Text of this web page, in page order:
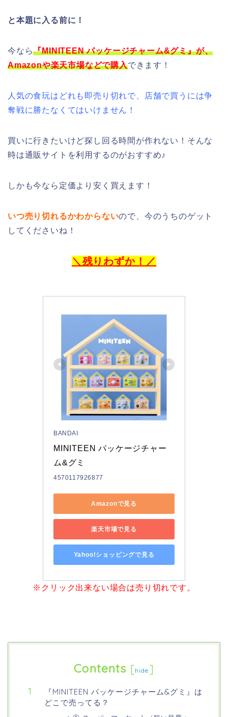
と本題に入る前に！
今なら『MINITEEN パッケージチャーム&グミ』が、
Amazonや楽天市場などで購入できます！
人気の食玩はどれも即売り切れで、店舗で買うには争
奪戦に勝たなくてはいけません！
買いに行きたいけど探し回る時間が作れない！そんな
時は通販サイトを利用するのがおすすめ♪
しかも今なら定価より安く買えます！
いつ売り切れるかわからないので、今のうちのゲット
してくださいね！
＼残りわずか！／
BANDAI
MINITEEN パッケージチャー
ム&グミ
4570117926877
Amazonで見る
楽天市場で見る
Yahoo!ショッピングで見る
※クリック出来ない場合は売り切れです。
Contents [hide ]
『MINITEEN パッケージチャーム&グミ』は
どこで売ってる？